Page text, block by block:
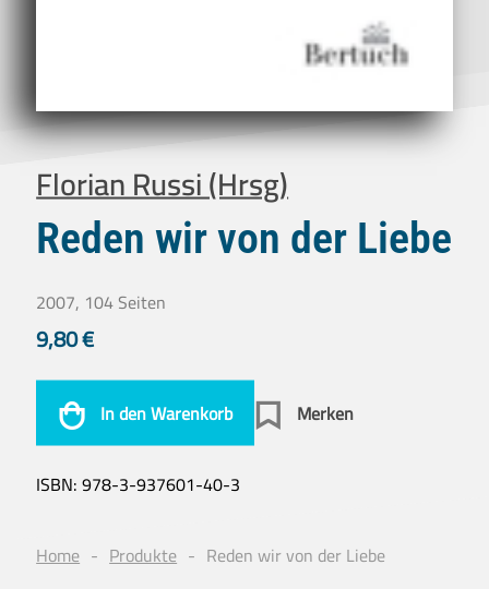
Florian Russi (Hrsg)
Reden wir von der Liebe
2007, 104 Seiten
9,80€
In den Warenkorb Merken
ISBN:978-3-937601-40-3
Home Produkte Reden wir von der Liebe